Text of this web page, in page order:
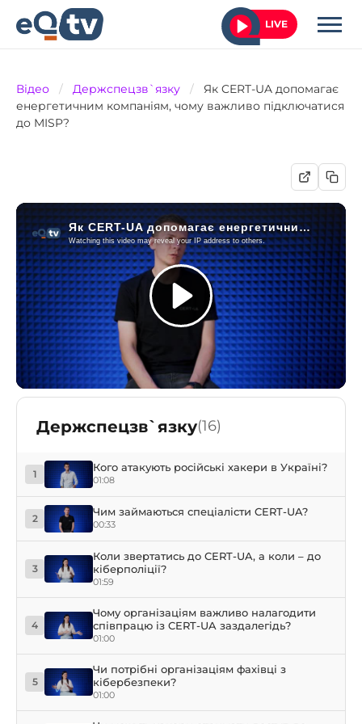
LIVE
Відео / Держспецзв`язку /
Як CERT-UA допомагає
енергетичним компаніям, чому важливо підключатися
до MISP?
Держспецзв`язку(16)
1 Кого атакують російські хакери в Україні?
01:08
2 Чим займаються спеціалісти CERT-UA?
00:33
3
Коли звертатись до CERT-UA, а коли – до
кіберполіції?
01:59
4
Чому організаціям важливо налагодити
співпрацю із CERT-UA заздалегідь?
01:00
5
Чи потрібні організаціям фахівці з
кібербезпеки?
01:00